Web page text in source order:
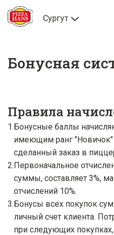
Сургут
Бонусная
Правила
Бонусные баллы
имеющим ранг
сделанный заказ в
Первоначальное
суммы, составляет 3%,
отчислений 10%.
Бонусы всех покупок
личный счет клиента.
при следующих покупках,